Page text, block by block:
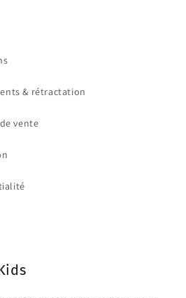
& rétractation
vente